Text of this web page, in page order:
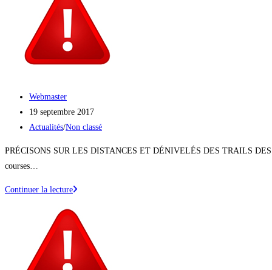
TOUTES
LES
INFOS
Auteur/autrice
de
la
Webmaster
Publication
publiée :
19 septembre 2017
Post
Actualités/Non classé
PRÉCISONS SUR LES DISTANCES ET DÉNIVELÉS DES TRAILS DES
courses…
Continuer la lecturePRÉCISONS
:
DISTANCES
DÉNIVELÉS